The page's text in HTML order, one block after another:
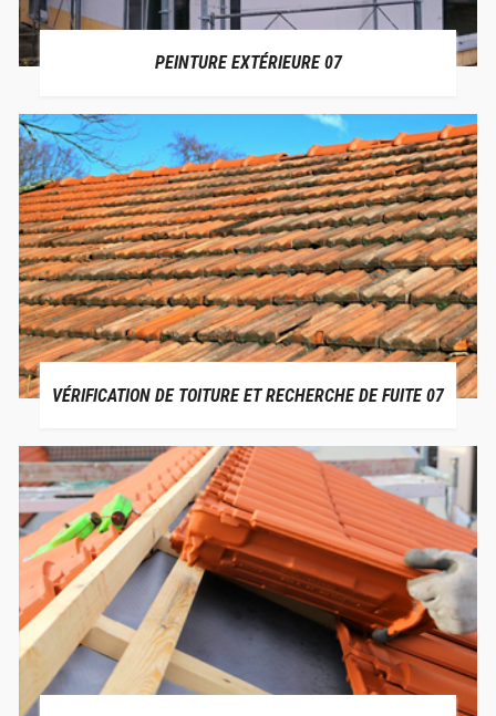
PEINTURE EXTÉRIEURE 07
VÉRIFICATION DE TOITURE ET RECHERCHE DE FUITE 07